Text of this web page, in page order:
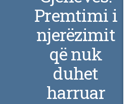
Premtimi i
njerëzimit
që nuk
duhet
harruar